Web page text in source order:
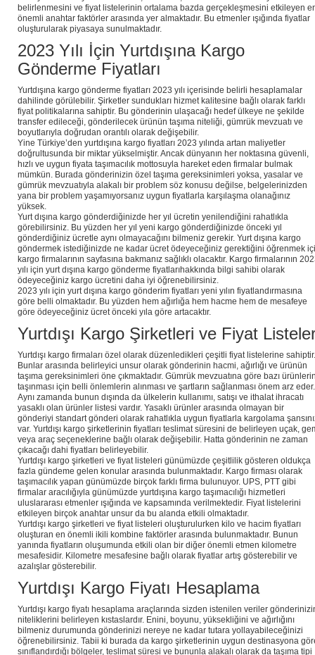
belirlenmesini ve fiyat listelerinin ortalama bazda gerçekleşmesini etkileyen
önemli anahtar faktörler arasında yer almaktadır. Bu etmenler ışığında fiyatlar
oluşturularak piyasaya sunulmaktadır.
2023 Yılı İçin Yurtdışına Kargo
Gönderme Fiyatları
Yurtdışına kargo gönderme fiyatları 2023 yılı içerisinde belirli hesaplamalar
dahilinde görülebilir. Şirketler sundukları hizmet kalitesine bağlı olarak farklı
fiyat politikalarına sahiptir. Bu gönderinin ulaşacağı hedef ülkeye ne şekilde
transfer edileceği, gönderilecek ürünün taşıma niteliği, gümrük mevzuatı ve
boyutlarıyla doğrudan orantılı olarak değişebilir.
Yine Türkiye’den yurtdışına kargo fiyatları 2023 yılında artan maliyetler
doğrultusunda bir miktar yükselmiştir. Ancak dünyanın her noktasına güvenli,
hızlı ve uygun fiyata taşımacılık mottosuyla hareket eden firmalar bulmak
mümkün. Burada gönderinizin özel taşıma gereksinimleri yoksa, yasalar ve
gümrük mevzuatıyla alakalı bir problem söz konusu değilse, belgelerinizden
yana bir problem yaşamıyorsanız uygun fiyatlarla karşılaşma olanağınız
yüksek.
Yurt dışına kargo gönderdiğinizde her yıl ücretin yenilendiğini rahatlıkla
görebilirsiniz. Bu yüzden her yıl yeni kargo gönderdiğinizde önceki yıl
gönderdiğiniz ücretle aynı olmayacağını bilmeniz gerekir. Yurt dışına kargo
göndermek istediğinizde ne kadar ücret ödeyeceğiniz gerektiğini öğrenmek
kargo firmalarının sayfasına bakmanız sağlıklı olacaktır. Kargo firmalarının
yılı için yurt dışına kargo gönderme fiyatlarıhakkında bilgi sahibi olarak
ödeyeceğiniz kargo ücretini daha iyi öğrenebilirsiniz.
2023 yılı için yurt dışına kargo gönderim fiyatları yeni yılın fiyatlandırmasına
göre belli olmaktadır. Bu yüzden hem ağırlığa hem hacme hem de mesafeye
göre ödeyeceğiniz ücret önceki yıla göre artacaktır.
Yurtdışı Kargo Şirketleri ve Fiyat
Yurtdışı kargo firmaları özel olarak düzenledikleri çeşitli fiyat listelerine sahiptir.
Bunlar arasında belirleyici unsur olarak gönderinin hacmi, ağırlığı ve ürünün
taşıma gereksinimleri öne çıkmaktadır. Gümrük mevzuatına göre bazı
taşınması için belli önlemlerin alınması ve şartların sağlanması önem arz eder.
Aynı zamanda bunun dışında da ülkelerin kullanımı, satışı ve ithalat ihracatı
yasaklı olan ürünler listesi vardır. Yasaklı ürünler arasında olmayan bir
gönderiyi standart gönderi olarak rahatlıkla uygun fiyatlarla kargolama
var. Yurtdışı kargo şirketlerinin fiyatları teslimat süresini de belirleyen uçak,
veya araç seçeneklerine bağlı olarak değişebilir. Hatta gönderinin ne zaman
çıkacağı dahi fiyatları belirleyebilir.
Yurtdışı kargo şirketleri ve fiyat listeleri günümüzde çeşitlilik gösteren oldukça
fazla gündeme gelen konular arasında bulunmaktadır. Kargo firması olarak
taşımacılık yapan günümüzde birçok farklı firma bulunuyor. UPS, PTT gibi
firmalar aracılığıyla günümüzde yurtdışına kargo taşımacılığı hizmetleri
uluslararası etmenler ışığında ve kapsamında verilmektedir. Fiyat listelerini
etkileyen birçok anahtar unsur da bu alanda etkili olmaktadır.
Yurtdışı kargo şirketleri ve fiyat listeleri oluşturulurken kilo ve hacim fiyatları
oluşturan en önemli ikili kombine faktörler arasında bulunmaktadır. Bunun
yanında fiyatların oluşumunda etkili olan bir diğer önemli etmen kilometre
mesafesidir. Kilometre mesafesine bağlı olarak fiyatlar artış gösterebilir ve
azalışlar gösterebilir.
Yurtdışı Kargo Fiyatı Hesaplama
Yurtdışı kargo fiyatı hesaplama araçlarında sizden istenilen veriler
niteliklerini belirleyen kıstaslardır. Enini, boyunu, yüksekliğini ve ağırlığını
bilmeniz durumunda gönderinizi nereye ne kadar tutara yollayabileceğinizi
öğrenebilirsiniz. Tabii ki burada da kargo şirketlerinin uygun destinasyona
sınıflandırdığı bölgeler, teslimat süresi ve bununla alakalı olarak da taşıma tipi